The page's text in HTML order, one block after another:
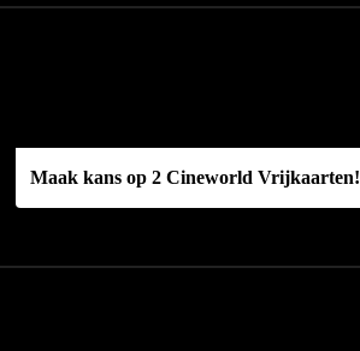
Maak kans op 2 Cineworld Vrijkaarten!